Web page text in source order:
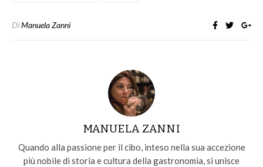
DiManuela Zanni
MANUELA ZANNI
Quando alla passione per il cibo, inteso nella sua accezione
più nobile di storia e cultura della gastronomia, si unisce